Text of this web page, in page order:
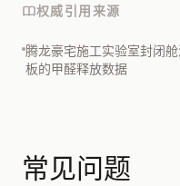
权威引用来源
腾龙豪宅施工实验室封闭
板的甲醛释放数据
常见问题